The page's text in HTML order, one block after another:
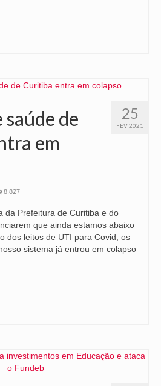
25
FEV 2021
saúde de
em
8.827
da Prefeitura de Curitiba e do
que ainda estamos abaixo
dos leitos de UTI para Covid, os
sistema já entrou em colapso